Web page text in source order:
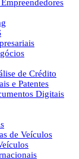
de Crédito
e Patentes
Digitais
de Veículos